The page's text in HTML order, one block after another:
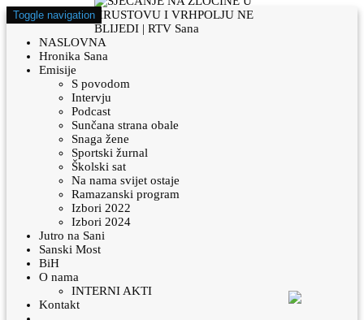
Toggle navigation
NASLOVNA
Hronika Sana
Emisije
S povodom
Intervju
Podcast
Sunčana strana obale
Snaga žene
Sportski žurnal
Školski sat
Na nama svijet ostaje
Ramazanski program
Izbori 2022
Izbori 2024
Jutro na Sani
Sanski Most
BiH
O nama
INTERNI AKTI
Kontakt